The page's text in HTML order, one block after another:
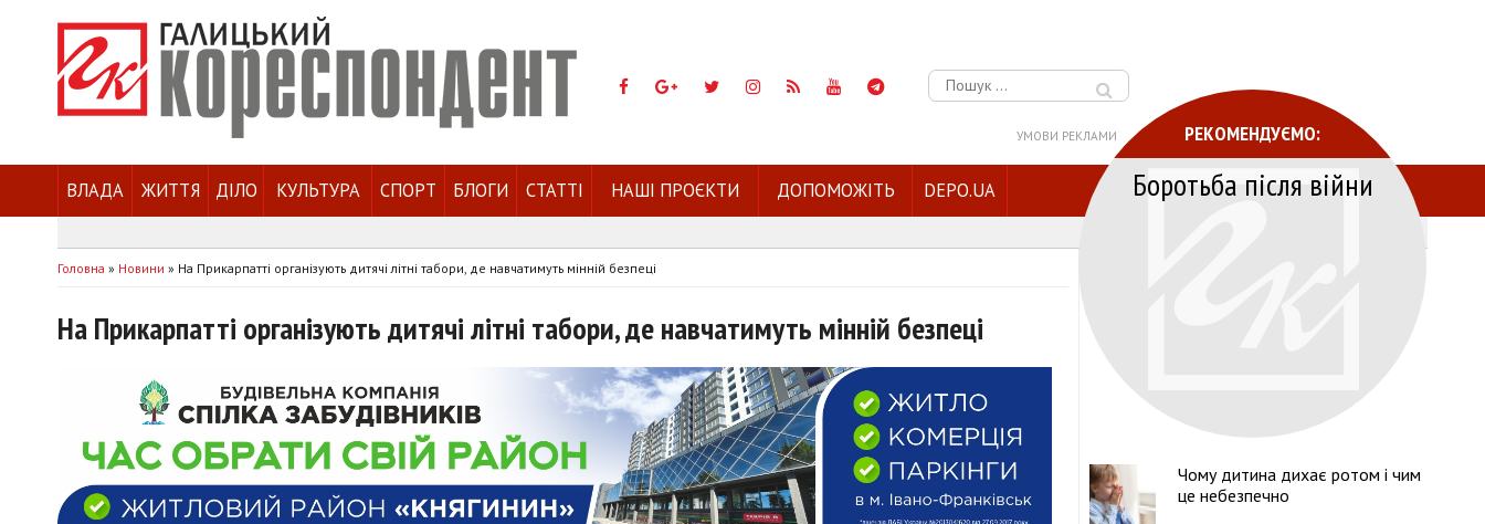
Пошук:
УМОВИ РЕКЛАМИ
ВЛАДА ЖИТТЯ ДІЛО КУЛЬТУРА СПОРТ БЛОГИ СТАТТІ НАШІ ПРОЄКТИ ДОПОМОЖІТЬ DEPO.UA
Головна » Новини » На Прикарпатті організують дитячі літні табори, де навчатимуть мінній безпеці
На Прикарпатті організують дитячі літні табори, де навчатимуть мінній безпеці
РЕКОМЕНДУЄМО:
Боротьба після війни
Чому дитина дихає ротом і чим
це небезпечно